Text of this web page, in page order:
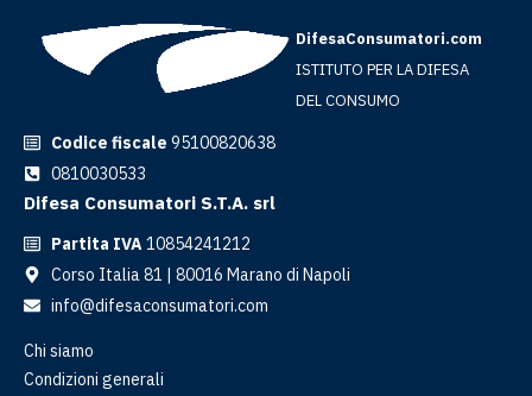
DifesaConsumatori.com
ISTITUTO PER LA DIFESA
DEL CONSUMO
Codice fiscale 95100820638
0810030533
Difesa Consumatori S.T.A. srl
Partita IVA10854241212
Corso Italia 81 | 80016 Marano di Napoli
info@difesaconsumatori.com
Chi siamo
Condizioni generali